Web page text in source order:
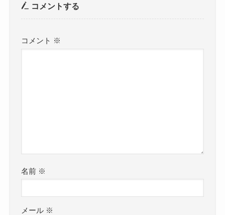
コメントする
コメント ※
名前 ※
メール ※